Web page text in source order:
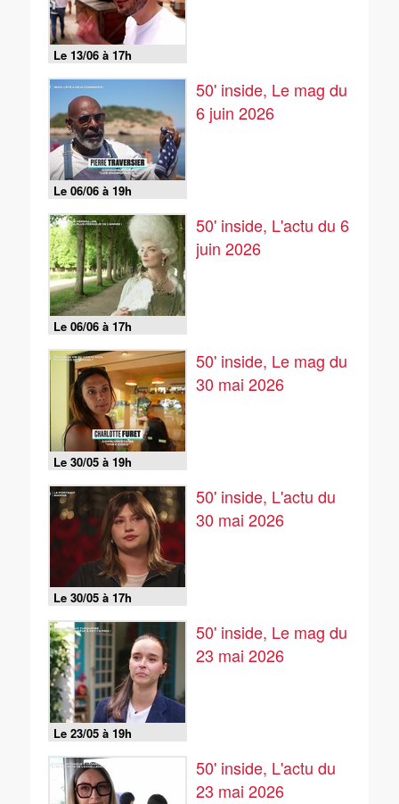
Le 13/06 à 17h
Le 06/06 à 19h
50' inside, Le mag du
6 juin 2026
Le 06/06 à 17h
50' inside, L'actu du 6
juin 2026
Le 30/05 à 19h
50' inside, Le mag du
30 mai 2026
Le 30/05 à 17h
50' inside, L'actu du
30 mai 2026
Le 23/05 à 19h
50' inside, Le mag du
23 mai 2026
50' inside, L'actu du
23 mai 2026